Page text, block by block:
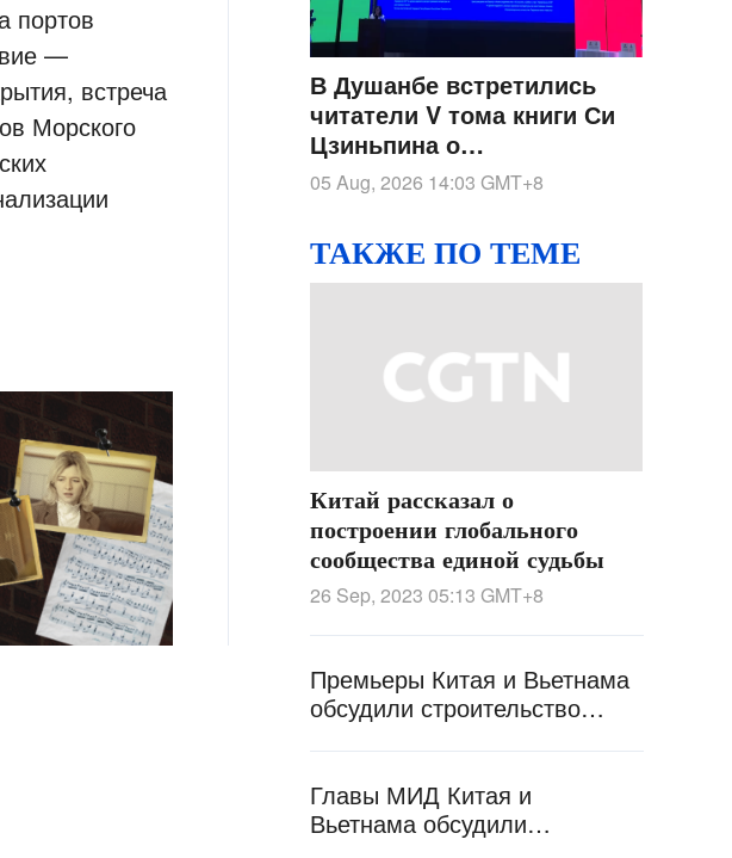
портов
—
встреча
Морского
В Душанбе встретились
читатели V тома книги Си
Цзиньпина о
государственном
управлении
05 Aug, 2026 14:03 GMT+8
ТАКЖЕ ПО ТЕМЕ
Китай рассказал о
построении глобального
сообщества единой судьбы
26 Sep, 2023 05:13 GMT+8
Премьеры Китая и Вьетнама
обсудили строительство
Главы МИД Китая и
Вьетнама обсудили